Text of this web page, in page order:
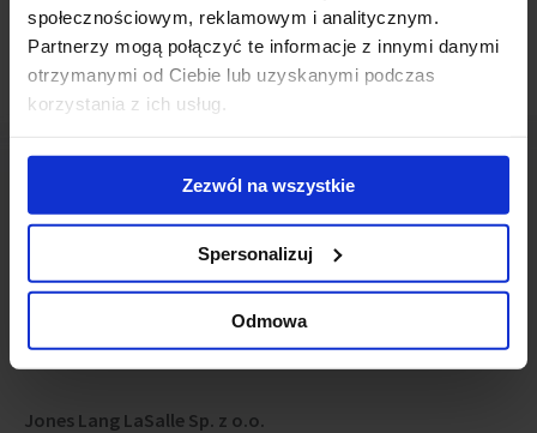
społecznościowym, reklamowym i analitycznym.
Partnerzy mogą połączyć te informacje z innymi danymi
otrzymanymi od Ciebie lub uzyskanymi podczas
korzystania z ich usług.
Zezwól na wszystkie
Spersonalizuj
Odmowa
Skontaktuj się z nami
Jones Lang LaSalle Sp. z o.o.